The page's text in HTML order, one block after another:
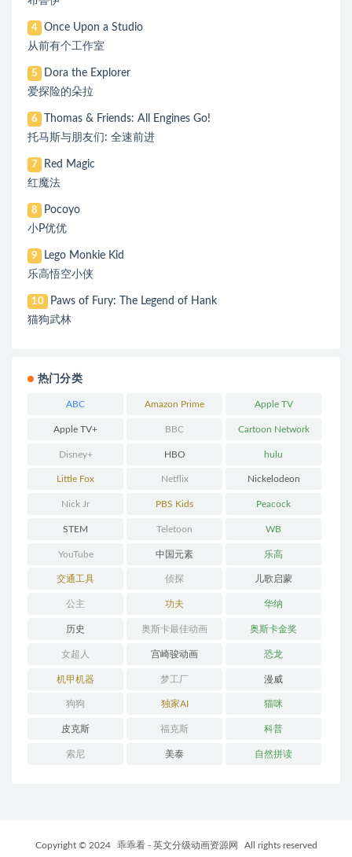
4
Once Upon a Studio
从前有个工作室
5
Dora the Explorer
爱探险的朵拉
6
Thomas & Friends: All Engines Go!
托马斯与朋友们: 全速前进
7
Red Magic
红魔法
8
Pocoyo
小P优优
9
Lego Monkie Kid
乐高悟空小侠
10
Paws of Fury: The Legend of Hank
猫狗武林
热门分类
ABC Amazon Prime Apple TV
Apple TV+ BBC Cartoon Network
Disney+ HBO hulu
Little Fox Netflix Nickelodeon
Nick Jr PBS Kids Peacock
STEM Teletoon WB
YouTube 中国元素 乐高
交通工具 侦探 儿歌启蒙
公主 功夫 华纳
历史 奥斯卡最佳动画 奥斯卡金奖
女超人 宫崎骏动画 恐龙
机甲机器 梦工厂 漫威
狗狗 独家AI 猫咪
皮克斯 福克斯 科普
索尼 美泰 自然拼读
Copyright © 2024 乖乖看 - 英文分级动画资源网 All rights reserved